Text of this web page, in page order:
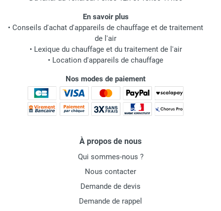
En savoir plus
• Conseils d'achat d'appareils de chauffage et de traitement
de l'air
• Lexique du chauffage et du traitement de l'air
• Location d'appareils de chauffage
Nos modes de paiement
À propos de nous
Qui sommes-nous ?
Nous contacter
Demande de devis
Demande de rappel